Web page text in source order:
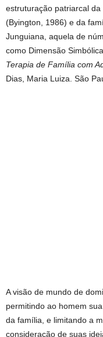
estruturação patriarcal
(Byington, 1986) e da
Junguiana, aquela de
como Dimensão
Terapia de Família com
Dias, Maria Luiza. São
A visão de mundo de
permitindo ao homem
da família, e limitando a
consideração de suas